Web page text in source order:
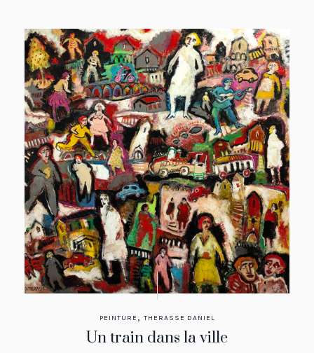
PEINTURE , THERASSE DANIEL
Un train dans la ville